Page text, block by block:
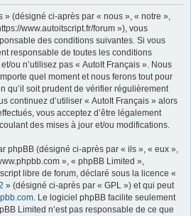
» (désigné ci-après par « nous », « notre »,
www.autoitscript.fr/forum »), vous
des conditions suivantes. Si vous
responsable de toutes les conditions
ou n’utilisez pas « AutoIt Français ». Nous
quel moment et nous ferons tout pour
qu’il soit prudent de vérifier régulièrement
continuez d’utiliser « AutoIt Français » alors
vous acceptez d’être légalement
des mises à jour et/ou modifications.
phpBB (désigné ci-après par « ils », « eux »,
», « phpBB Limited »,
libre de forum, déclaré sous la licence «
» (désigné ci-après par « GPL ») et qui peut
. Le logiciel phpBB facilite seulement
Limited n’est pas responsable de ce que